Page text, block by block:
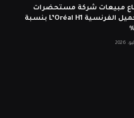
مبيعات شركة مستحضرات
التجميل الفرنسية L’Oréal H1 بنسبة